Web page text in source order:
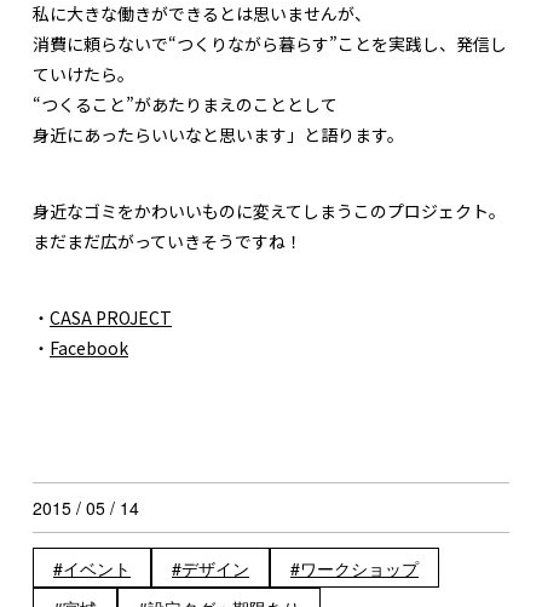
私に大きな働きができるとは思いませんが、
消費に頼らないで“つくりながら暮らす”ことを実践し、発信し
ていけたら。
“つくること”があたりまえのこととして
身近にあったらいいなと思います」と語ります。
身近なゴミをかわいいものに変えてしまうこのプロジェクト。
まだまだ広がっていきそうですね！
・ CASA PROJECT
・ Facebook
2015 / 05 / 14
イベント デザイン
ワークショップ